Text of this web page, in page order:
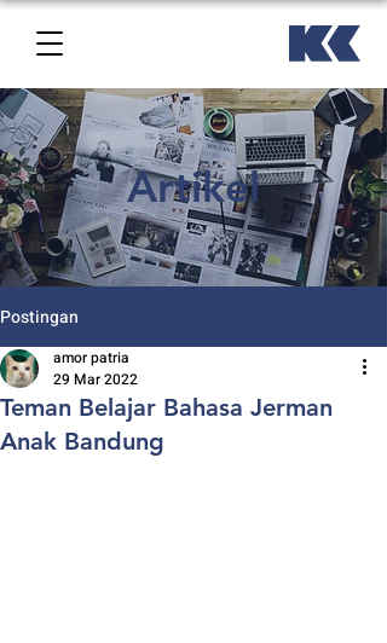
Artikel
Postingan
Teman Belajar Bahasa Jerman
Anak Bandung
amor patria
29 Mar 2022